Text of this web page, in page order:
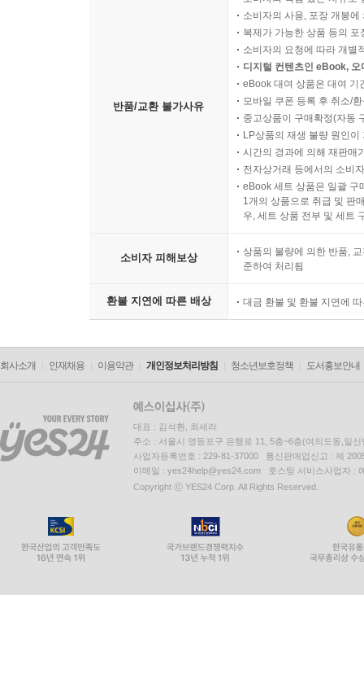
반품/교환 불가사유
소비자의 사용, 포장 개봉
복제가 가능한 상품 등의
소비자의 요청에 따라 개별
디지털 컨텐츠인 eBook,
eBook 대여 상품은 대여 기
모바일 쿠폰 등록 후 취소/
중고상품이 구매확정(자동
LP상품의 재생 불량 원인
시간의 경과에 의해 재판매
전자상거래 등에서의 소비
eBook 세트 상품은 일괄 구
1개의 상품으로 취급 및 판
우, 세트 상품 전부 및 세트
소비자 피해보상
상품의 불량에 의한 반품,
준하여 처리됨
환불 지연에 따른 배상 대금 환불 및 환불 지연에
회사소개 인재채용 이용약관 개인정보처리방침 청소년보호정책 도서홍보안내
대표 : 김석환, 최세라
주소 : 서울시 영등포구 은행로 11, 5층~6층(여의도동,일신
사업자등록번호 : 229-81-37000 통신판매업신고 : 제
이메일 : yes24help@yes24.com 호스팅 서비스사업자 :
Copyright ⓒ YES24 Corp. All Rights Reserved.